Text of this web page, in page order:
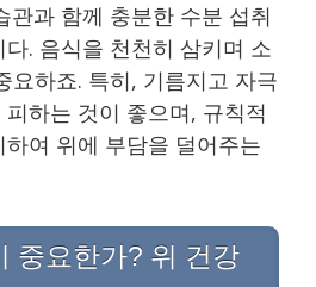
관과 함께 충분한 수분 섭취
. 음식을 천천히 삼키며 소
요하죠. 특히, 기름지고 자극
하는 것이 좋으며, 규칙적
여 위에 부담을 덜어주는
중요한가? 위 건강